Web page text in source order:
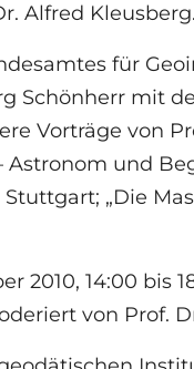
Alfred Kleusberg.
für
mit
Vorträge von
Astronom und
„Die
2010, 14:00 bis
von Prof.